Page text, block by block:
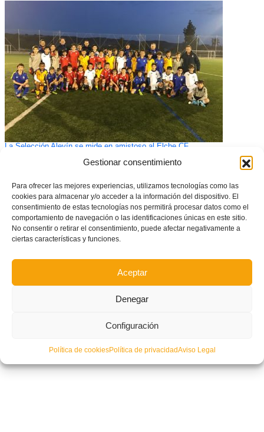
Gestionar consentimiento
Para ofrecer las mejores experiencias, utilizamos tecnologías como las
cookies para almacenar y/o acceder a la información del dispositivo. El
consentimiento de estas tecnologías nos permitirá procesar datos como el
comportamiento de navegación o las identificaciones únicas en este sitio.
No consentir o retirar el consentimiento, puede afectar negativamente a
ciertas características y funciones.
Aceptar
Denegar
Configuración
Política de cookiesPolítica de privacidadAviso Legal
La Selección Alevín se mide en amistoso al Elche CF
C.D. Spartan Beach Soccer, Turia Beach Soccer y C.D. Maristas de